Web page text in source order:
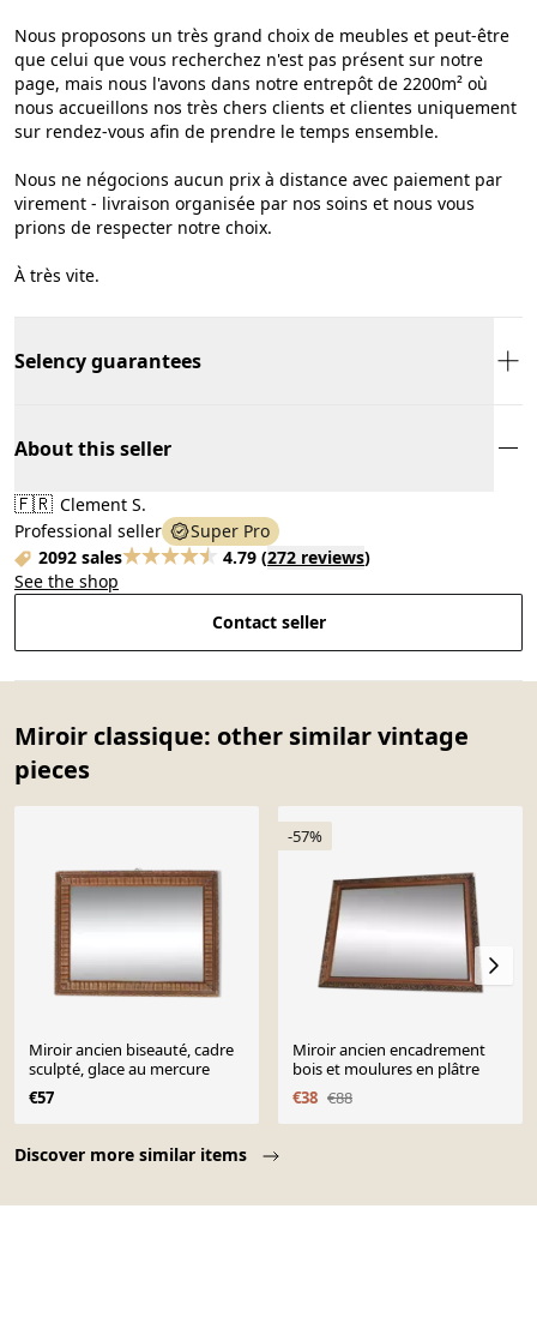
Nous proposons un très grand choix de meubles et peut-être
que celui que vous recherchez n'est pas présent sur notre
page, mais nous l'avons dans notre entrepôt de 2200m² où
nous accueillons nos très chers clients et clientes uniquement
sur rendez-vous afin de prendre le temps ensemble.
Nous ne négocions aucun prix à distance avec paiement par
virement - livraison organisée par nos soins et nous vous
prions de respecter notre choix.
À très vite.
Selency guarantees
About this seller
🇫🇷 Clement S.
Professional seller
Super Pro
2092 sales
4.79 (272 reviews)
See the shop
Contact seller
Miroir classique: other similar vintage
pieces
Discover more similar items
Miroir ancien biseauté, cadre
sculpté, glace au mercure
€57
-57%
Miroir ancien encadrement
bois et moulures en plâtre
€38 €88